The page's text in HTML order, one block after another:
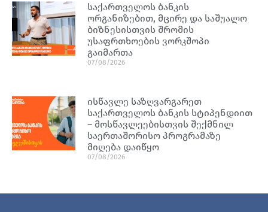
საქართველოს ბანკის
ორგანიზებით, მცირე და საშუალო
ბიზნესისთვის შრომის
უსაფრთხოების ვორკშოპი
გაიმართა
07/08/2026
ისწავლე საზღვარგარეთ
საქართველოს ბანკის სტიპენდიით
– მოსწავლეებისთვის შექმნილ
საერთაშორისო პროგრამაზე
მიღება დაიწყო
07/08/2026